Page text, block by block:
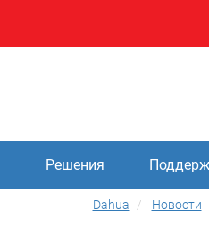
Решения
Dahua Новости